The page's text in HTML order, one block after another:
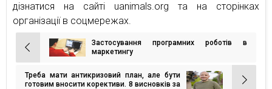
дізнатися на сайті uanimals.org та на сторінках
організації в соцмережах.
Навігація
записів
Застосування програмних роботів в
маркетингу
Треба мати антикризовий план, але бути
готовим вносити корективи. 8 висновків за